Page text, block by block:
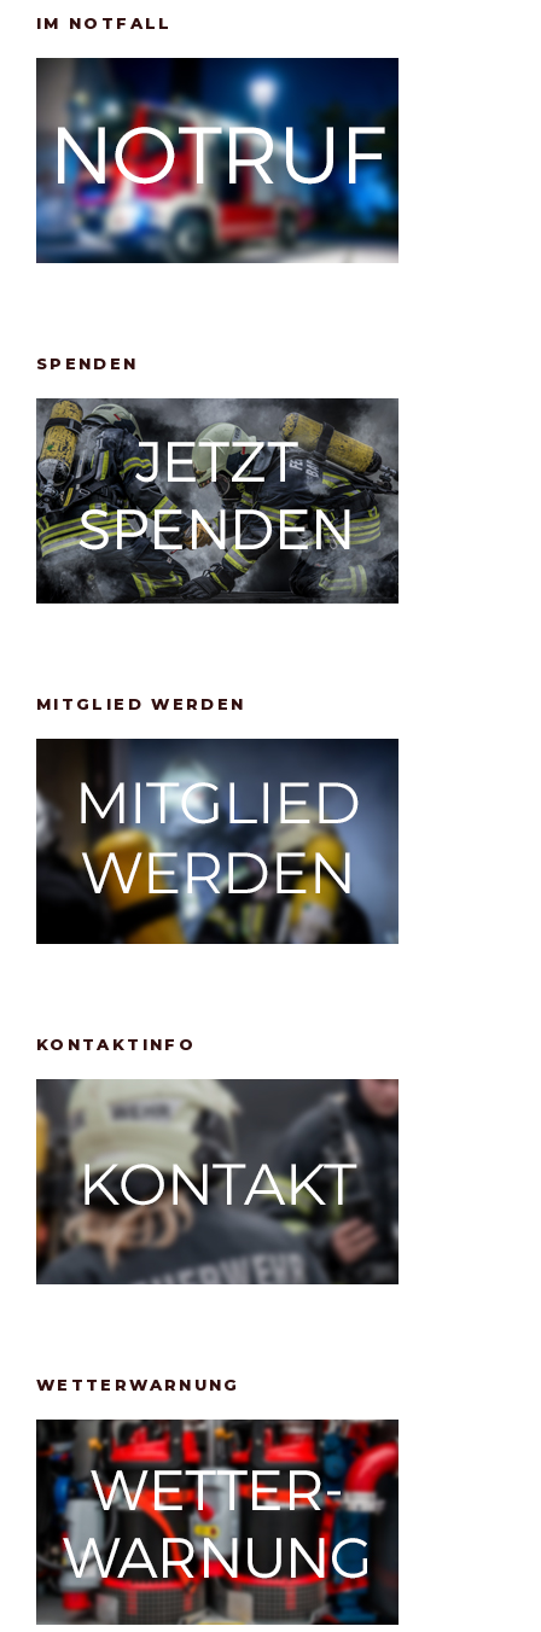
IM NOTFALL
SPENDEN
MITGLIED WERDEN
KONTAKTINFO
WETTERWARNUNG